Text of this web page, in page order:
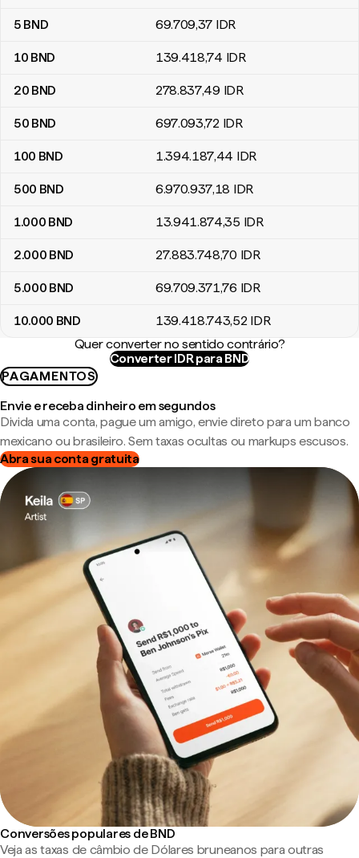
5 BND 69.709,37 IDR
10 BND 139.418,74 IDR
20 BND 278.837,49 IDR
50 BND 697.093,72 IDR
100 BND 1.394.187,44 IDR
500 BND 6.970.937,18 IDR
1.000 BND 13.941.874,35 IDR
2.000 BND 27.883.748,70 IDR
5.000 BND 69.709.371,76 IDR
10.000 BND 139.418.743,52 IDR
Quer converter no sentido contrário?
Converter IDR para BND
PAGAMENTOS
Envie e receba dinheiro em segundos
Divida uma conta, pague um amigo, envie direto para um banco
mexicano ou brasileiro. Sem taxas ocultas ou markups escusos.
Abra sua conta gratuita
Conversões populares de BND
Veja as taxas de câmbio de Dólares bruneanos para outras